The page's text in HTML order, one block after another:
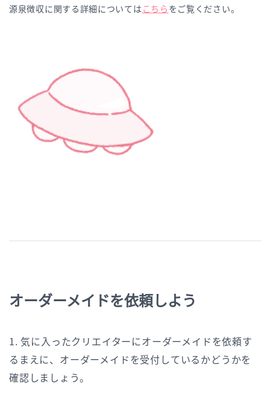
源泉徴収に関する詳細については こちら をご覧ください。
オーダーメイドを依頼しよう
1. 気に入ったクリエイターにオーダーメイドを依頼す
るまえに、オーダーメイドを受付しているかどうかを
確認しましょう。